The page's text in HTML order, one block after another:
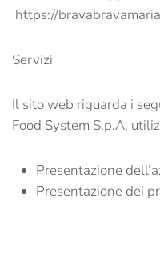
https://
Servizi
Il sito web riguarda i
Food System S.p.A,
Presentazione
Presentazione dei